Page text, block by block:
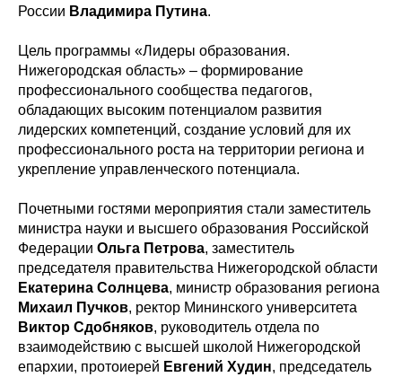
России Владимира Путина.
Цель программы «Лидеры образования.
Нижегородская область» – формирование
профессионального сообщества педагогов,
обладающих высоким потенциалом развития
лидерских компетенций, создание условий для их
профессионального роста на территории региона и
укрепление управленческого потенциала.
Почетными гостями мероприятия стали заместитель
министра науки и высшего образования Российской
Федерации Ольга Петрова, заместитель
председателя правительства Нижегородской области
Екатерина Солнцева, министр образования региона
Михаил Пучков, ректор Мининского университета
Виктор Сдобняков, руководитель отдела по
взаимодействию с высшей школой Нижегородской
епархии, протоиерей Евгений Худин, председатель